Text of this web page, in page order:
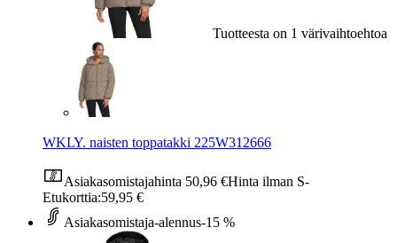
Tuotteesta on 1 värivaihtoehtoa
WKLY. naisten toppatakki 225W312666
Asiakasomistajahinta 50,96 €Hinta ilman S-
Etukorttia:59,95 €
Asiakasomistaja-alennus-15 %